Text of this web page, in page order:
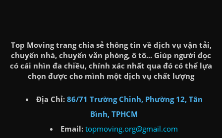
Top Moving trang chia sẻ thông tin về dịch vụ vận tải,
chuyển nhà, chuyển văn phòng, ô tô... Giúp người đọc
có cái nhìn đa chiều, chính xác nhất qua đó có thể lựa
chọn được cho mình một dịch vụ chất lượng
Địa Chỉ: 86/71 Trường Chinh, Phường 12, Tân
Bình, TPHCM
Email: topmoving.org@gmail.com